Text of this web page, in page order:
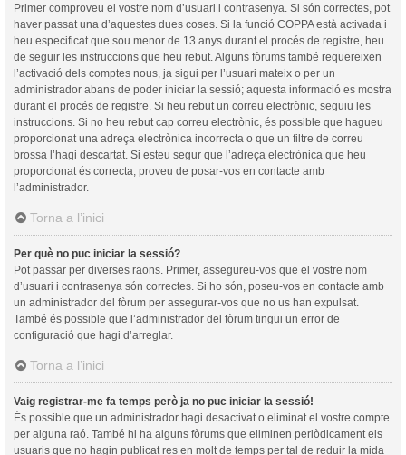
Primer comproveu el vostre nom d’usuari i contrasenya. Si són correctes, pot
haver passat una d’aquestes dues coses. Si la funció COPPA està activada i
heu especificat que sou menor de 13 anys durant el procés de registre, heu
de seguir les instruccions que heu rebut. Alguns fòrums també requereixen
l’activació dels comptes nous, ja sigui per l’usuari mateix o per un
administrador abans de poder iniciar la sessió; aquesta informació es mostra
durant el procés de registre. Si heu rebut un correu electrònic, seguiu les
instruccions. Si no heu rebut cap correu electrònic, és possible que hagueu
proporcionat una adreça electrònica incorrecta o que un filtre de correu
brossa l’hagi descartat. Si esteu segur que l’adreça electrònica que heu
proporcionat és correcta, proveu de posar-vos en contacte amb
l’administrador.
Torna a l’inici
Per què no puc iniciar la sessió?
Pot passar per diverses raons. Primer, assegureu-vos que el vostre nom
d’usuari i contrasenya són correctes. Si ho són, poseu-vos en contacte amb
un administrador del fòrum per assegurar-vos que no us han expulsat.
També és possible que l’administrador del fòrum tingui un error de
configuració que hagi d’arreglar.
Torna a l’inici
Vaig registrar-me fa temps però ja no puc iniciar la sessió!
És possible que un administrador hagi desactivat o eliminat el vostre compte
per alguna raó. També hi ha alguns fòrums que eliminen periòdicament els
usuaris que no hagin publicat res en molt de temps per tal de reduir la mida